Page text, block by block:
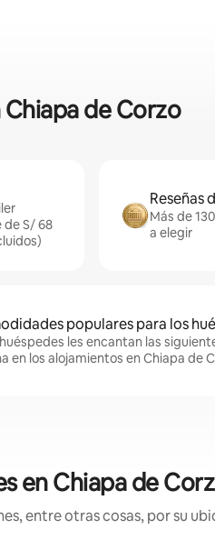
de Corzo
de S/ 68
Reseñas
Más de
a elegir
populares para los
les encantan las
en los alojamientos en Chiapa de
en Chiapa de
entre otras cosas, por su